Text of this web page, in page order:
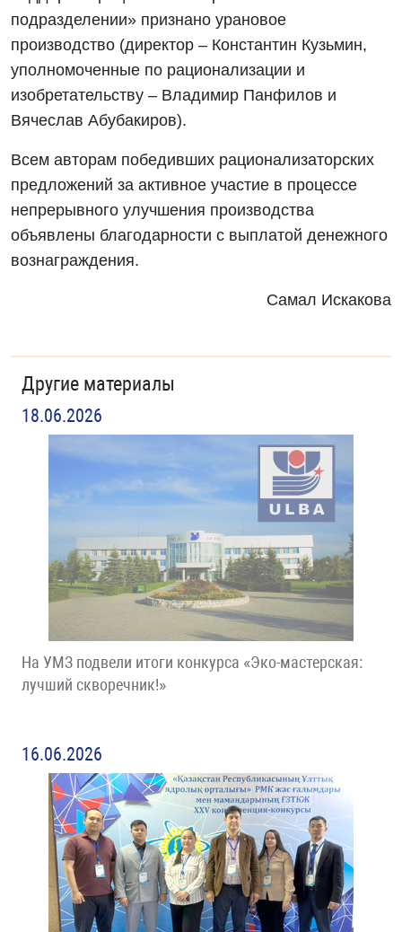
подразделении» признано урановое
производство (директор – Константин Кузьмин,
уполномоченные по рационализации и
изобретательству – Владимир Панфилов и
Вячеслав Абубакиров).
Всем авторам победивших рационализаторских
предложений за активное участие в процессе
непрерывного улучшения производства
объявлены благодарности с выплатой денежного
вознаграждения.
Самал Искакова
Другие материалы
18.06.2026
На УМЗ подвели итоги конкурса «Эко-мастерская:
лучший скворечник!»
16.06.2026